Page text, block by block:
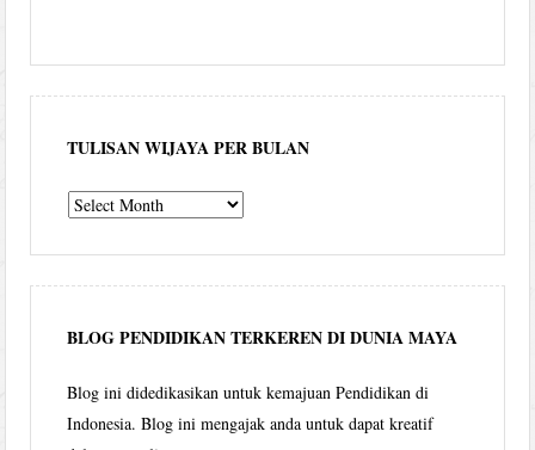
TULISAN WIJAYA PER BULAN
Tulisan
per
bulan
BLOG PENDIDIKAN TERKEREN DI DUNIA MAYA
Blog ini didedikasikan untuk kemajuan Pendidikan di
Indonesia. Blog ini mengajak anda untuk dapat kreatif